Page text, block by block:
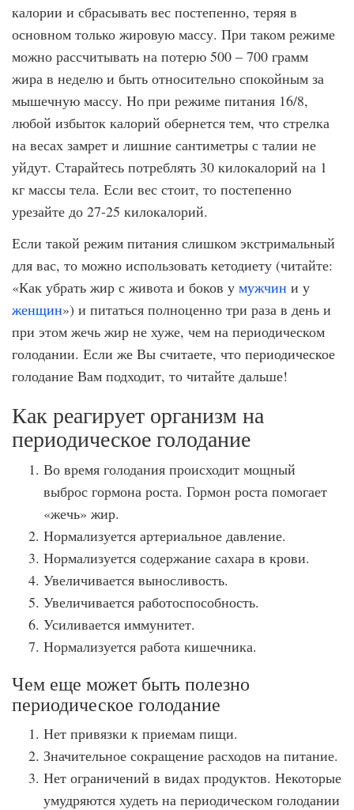
калории и сбрасывать вес постепенно, теряя в
основном только жировую массу. При таком режиме
можно рассчитывать на потерю 500 – 700 грамм
жира в неделю и быть относительно спокойным за
мышечную массу. Но при режиме питания 16/8,
любой избыток калорий обернется тем, что стрелка
на весах замрет и лишние сантиметры с талии не
уйдут. Старайтесь потреблять 30 килокалорий на 1
кг массы тела. Если вес стоит, то постепенно
урезайте до 27-25 килокалорий.
Если такой режим питания слишком экстримальный
для вас, то можно использовать кетодиету (читайте:
«Как убрать жир с живота и боков у мужчин и у
женщин») и питаться полноценно три раза в день и
при этом жечь жир не хуже, чем на периодическом
голодании. Если же Вы считаете, что периодическое
голодание Вам подходит, то читайте дальше!
Как реагирует организм на
периодическое голодание
Во время голодания происходит мощный
выброс гормона роста. Гормон роста помогает
«жечь» жир.
Нормализуется артериальное давление.
Нормализуется содержание сахара в крови.
Увеличивается выносливость.
Увеличивается работоспособность.
Усиливается иммунитет.
Нормализуется работа кишечника.
Чем еще может быть полезно
периодическое голодание
Нет привязки к приемам пищи.
Значительное сокращение расходов на питание.
Нет ограничений в видах продуктов. Некоторые
умудряются худеть на периодическом голодании